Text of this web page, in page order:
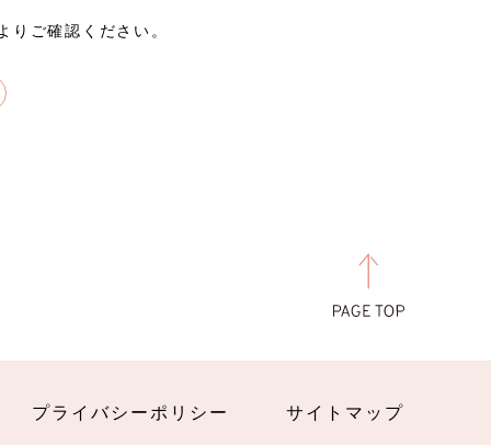
りご確認ください。
プライバシーポリシー サイトマップ